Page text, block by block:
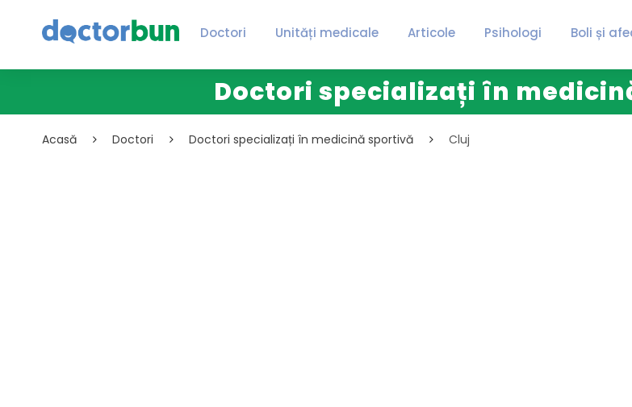
Doctori Unități medicale Articole Psihologi Boli și
Doctori specializați în
Acasă Doctori Doctori specializați în medicină sportivă Cluj